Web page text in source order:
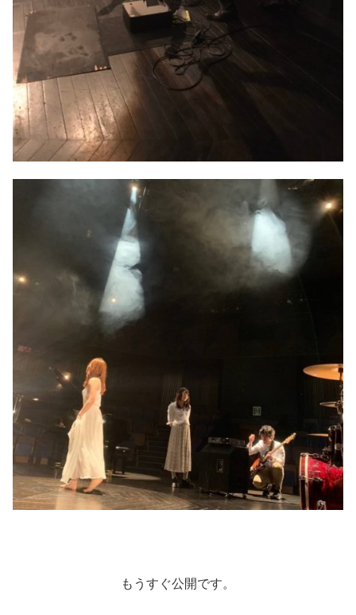
もうすぐ公開です。